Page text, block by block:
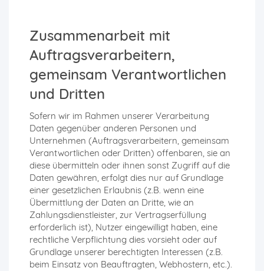
Zusammenarbeit mit
Auftragsverarbeitern,
gemeinsam Verantwortlichen
und Dritten
Sofern wir im Rahmen unserer Verarbeitung
Daten gegenüber anderen Personen und
Unternehmen (Auftragsverarbeitern, gemeinsam
Verantwortlichen oder Dritten) offenbaren, sie an
diese übermitteln oder ihnen sonst Zugriff auf die
Daten gewähren, erfolgt dies nur auf Grundlage
einer gesetzlichen Erlaubnis (z.B. wenn eine
Übermittlung der Daten an Dritte, wie an
Zahlungsdienstleister, zur Vertragserfüllung
erforderlich ist), Nutzer eingewilligt haben, eine
rechtliche Verpflichtung dies vorsieht oder auf
Grundlage unserer berechtigten Interessen (z.B.
beim Einsatz von Beauftragten, Webhostern, etc.).